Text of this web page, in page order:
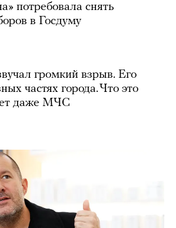
потребовала снять
в Госдуму
громкий взрыв. Его
частях города. Что это
даже МЧС